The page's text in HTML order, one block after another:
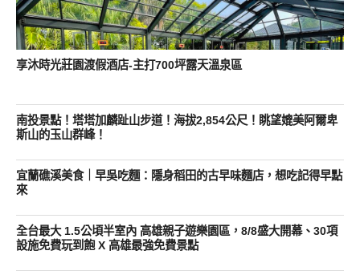
享沐時光莊園渡假酒店-主打700坪露天溫泉區
南投景點！塔塔加麟趾山步道！海拔2,854公尺！眺望媲美阿爾卑
斯山的玉山群峰！
宜蘭礁溪美食｜早吳吃麵：隱身稻田的古早味麵店，想吃記得早點
來
全台最大 1.5公頃半室內 高雄親子遊樂園區，8/8盛大開幕、30項
設施免費玩到飽 X 高雄最強免費景點